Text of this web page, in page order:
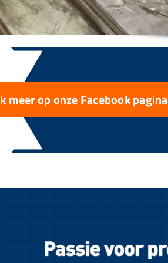
meer op onze Facebook pagina